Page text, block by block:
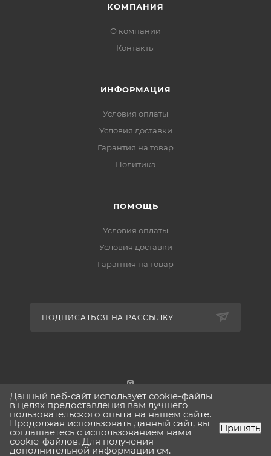
КОМПАНИЯ
О компании
Контакты
ИНФОРМАЦИЯ
Условия оплаты
Условия доставки
Гарантия на товар
Политика
ПОМОЩЬ
Условия оплаты
Условия доставки
Гарантия на товар
ПОДПИСАТЬСЯ НА РАССЫЛКУ
г. Москва
2026 © Lavinia-boho.ru Вся представленная на сайте
Данный веб-сайт использует cookie-файлы
в целях предоставления вам лучшего
пользовательского опыта на нашем сайте.
Продолжая использовать данный сайт, вы
соглашаетесь с использованием нами
cookie-файлов. Для получения
дополнительной информации см.
Принять